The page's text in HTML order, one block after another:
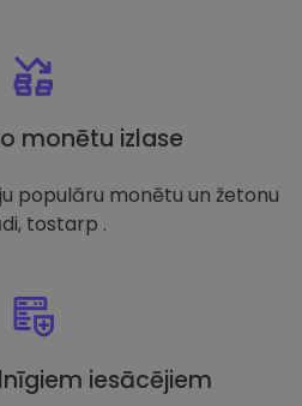
monētu izlase
populāru monētu un žetonu
tostarp .
iesācējiem